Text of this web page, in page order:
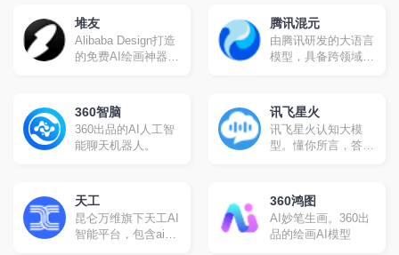
堆友
Alibaba Design打造
的免费AI绘画神器和
堆友围绕品质、效
率、技能、成就、收
入五大用户价值布局
平台能力, 全力服务
腾讯混元
由腾讯研发的大语言
模型，具备跨领域知
然语言对话的方式，
理解用户指令并执行
任务，帮助用户实现
人获取信息，知识和
360智脑
360出品的AI人工智
能聊天机器人。
讯飞星火
讯飞星火认知大模
型。懂你所言，答你
天工
昆仑万维旗下天工AI
智能平台，包含ai对
360鸿图
AI妙笔生画。360出
品的绘画AI模型